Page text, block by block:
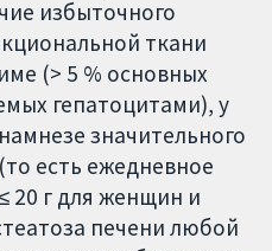
избыточного
ткани
(> 5 % основных
гепатоцитами), у
значительного
есть ежедневное
20 г для женщин и
печени любой